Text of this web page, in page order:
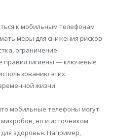
к мобильным телефонам
меры для снижения рисков
ограничение
правил гигиены — ключевые
этих
жизни.
мобильные телефоны могут
но и источником
здоровья. Например,